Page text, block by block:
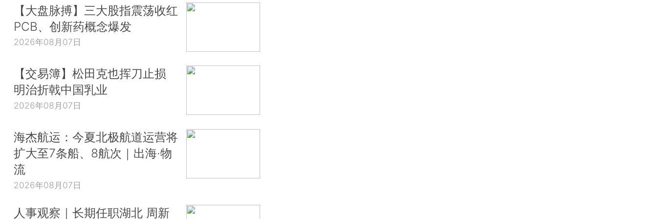
【大盘脉搏】三大股指震荡收红
PCB、创新药概念爆发
2026年08月07日
【交易簿】松田克也挥刀止损
明治折戟中国乳业
2026年08月07日
海杰航运：今夏北极航道运营将
扩大至7条船、8航次｜出海·物
流
2026年08月07日
人事观察｜长期任职湖北 周新